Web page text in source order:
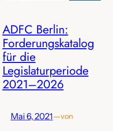
ADFC Berlin:
Forderungskatalog
für die
Legislaturperiode
2021–2026
Mai 6, 2021—von